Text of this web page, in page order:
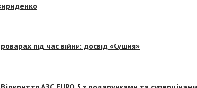
під час війни: досвід «Сушия»